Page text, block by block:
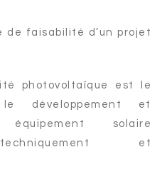
de faisabilité d’un projet
photovoltaïque est le
développement et
équipement solaire
et